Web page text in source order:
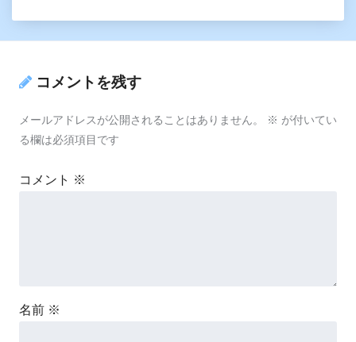
コメントを残す
メールアドレスが公開されることはありません。 ※ が付いてい
る欄は必須項目です
コメント ※
名前 ※